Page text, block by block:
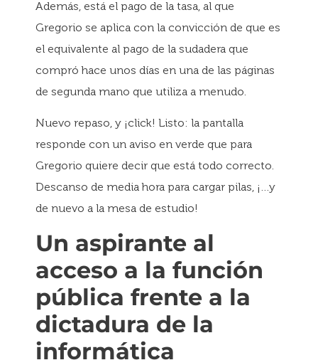
Además, está el pago de la tasa, al que
Gregorio se aplica con la convicción de que es
el equivalente al pago de la sudadera que
compró hace unos días en una de las páginas
de segunda mano que utiliza a menudo.
Nuevo repaso, y ¡click! Listo: la pantalla
responde con un aviso en verde que para
Gregorio quiere decir que está todo correcto.
Descanso de media hora para cargar pilas, ¡…y
de nuevo a la mesa de estudio!
Un aspirante al
acceso a la función
pública frente a la
dictadura de la
informática